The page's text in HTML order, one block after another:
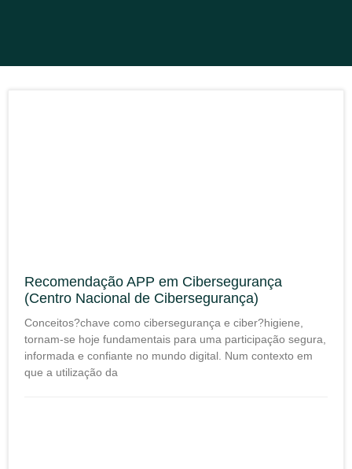
Recomendação APP em Cibersegurança
(Centro Nacional de Cibersegurança)
Conceitos?chave como cibersegurança e ciber?higiene,
tornam-se hoje fundamentais para uma participação segura,
informada e confiante no mundo digital. Num contexto em
que a utilização da